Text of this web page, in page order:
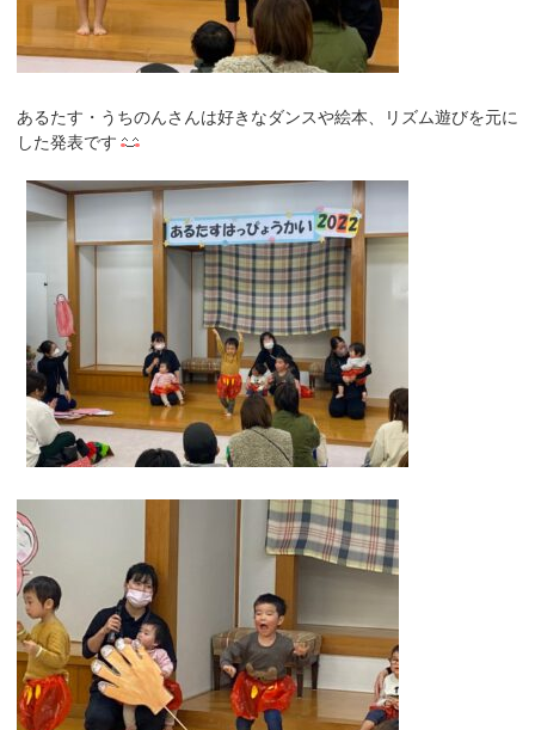
あるたす・うちのんさんは好きなダンスや絵本、リズム遊びを元に
した発表です